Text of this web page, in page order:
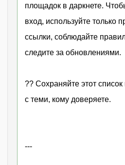
площадок в даркнете.
вход, используйте только
ссылки, соблюдайте
следите за обновлениями.
?? Сохраняйте этот список
с теми, кому доверяете.
---